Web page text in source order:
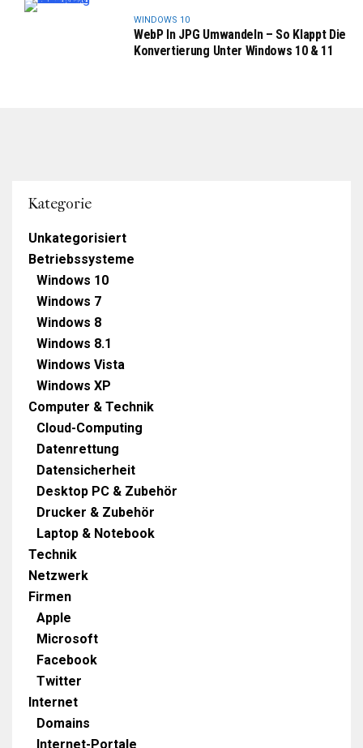
WINDOWS 10
WebP In JPG Umwandeln – So Klappt Die
Konvertierung Unter Windows 10 & 11
Kategorie
Unkategorisiert
Betriebssysteme
Windows 10
Windows 7
Windows 8
Windows 8.1
Windows Vista
Windows XP
Computer & Technik
Cloud-Computing
Datenrettung
Datensicherheit
Desktop PC & Zubehör
Drucker & Zubehör
Laptop & Notebook
Technik
Netzwerk
Firmen
Apple
Microsoft
Facebook
Twitter
Internet
Domains
Internet-Portale